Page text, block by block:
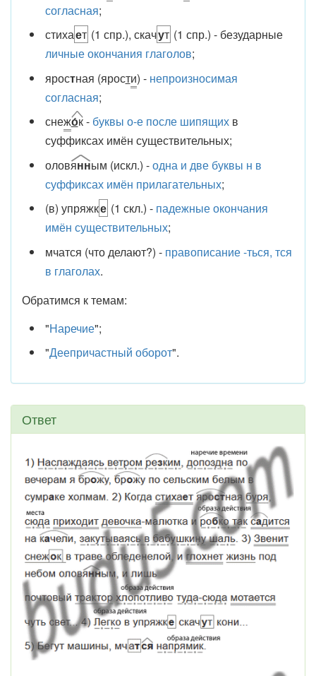
согласная;
стихает (1 спр.), скачут (1 спр.) - безударные
личные окончания глаголов;
яростная (ярости) - непроизносимая
согласная;
снежо́к- буквы о-е после шипящихв
суффиксах имён существительных;
оловянным (искл.) -одна и две буквы н в
суффиксах имён прилагательных;
(в) упряжке (1 скл.) - падежные окончания
имён существительных;
мчатся (что делают?) - правописание -ться, тся
в глаголах.
Обратимся к темам:
"Наречие";
"Деепричастный оборот".
Ответ